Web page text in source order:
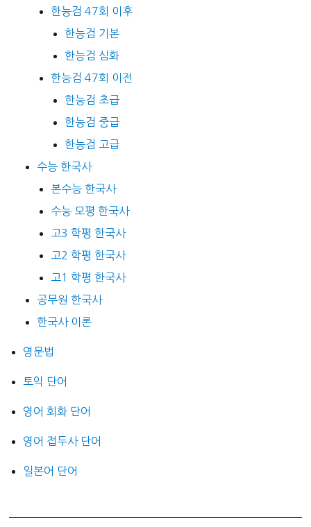
한능검 47회 이후
한능검 기본
한능검 심화
한능검 47회 이전
한능검 초급
한능검 중급
한능검 고급
수능 한국사
본수능 한국사
수능 모평 한국사
고3 학평 한국사
고2 학평 한국사
고1 학평 한국사
공무원 한국사
한국사 이론
영문법
토익 단어
영어 회화 단어
영어 접두사 단어
일본어 단어